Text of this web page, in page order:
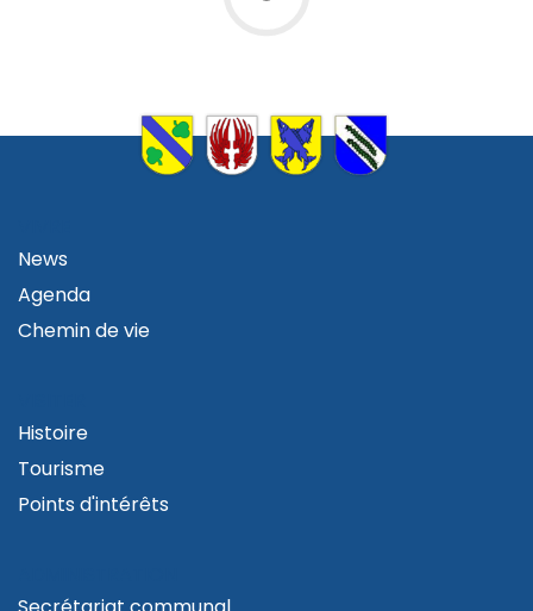
News
Agenda
Chemin de vie
Histoire
Tourisme
Points d'intérêts